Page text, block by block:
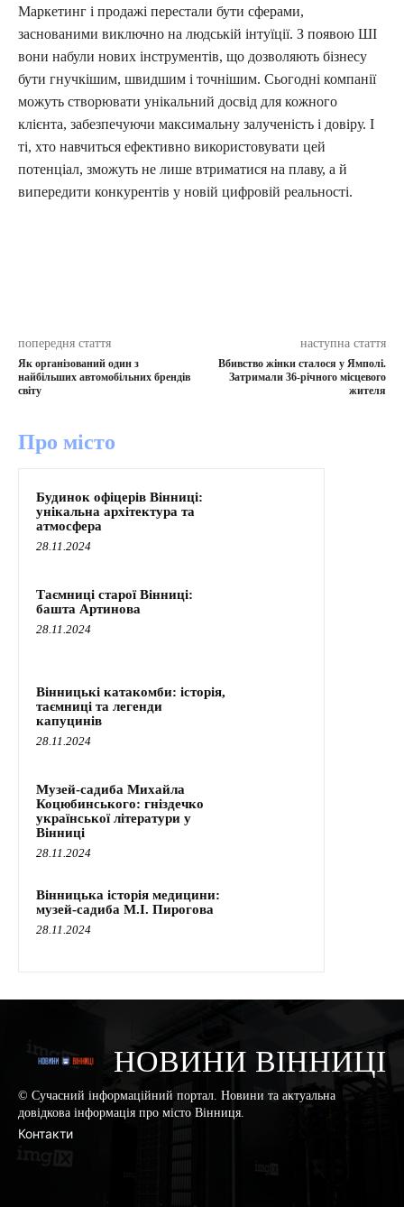
Маркетинг і продажі перестали бути сферами,
заснованими виключно на людській інтуїції. З появою ШІ
вони набули нових інструментів, що дозволяють бізнесу
бути гнучкішим, швидшим і точнішим. Сьогодні компанії
можуть створювати унікальний досвід для кожного
клієнта, забезпечуючи максимальну залученість і довіру. І
ті, хто навчиться ефективно використовувати цей
потенціал, зможуть не лише втриматися на плаву, а й
випередити конкурентів у новій цифровій реальності.
попередня стаття
Як організований один з
найбільших автомобільних брендів
світу
наступна стаття
Вбивство жінки сталося у Ямполі.
Затримали 36-річного місцевого
жителя
Про місто
Будинок офіцерів Вінниці:
унікальна архітектура та
атмосфера
28.11.2024
Таємниці старої Вінниці:
башта Артинова
28.11.2024
Вінницькі катакомби: історія,
таємниці та легенди
капуцинів
28.11.2024
Музей-садиба Михайла
Коцюбинського: гніздечко
української літератури у
Вінниці
28.11.2024
Вінницька історія медицини:
музей-садиба М.І. Пирогова
28.11.2024
НОВИНИ ВІННИЦІ
© Сучасний інформаційний портал. Новини та актуальна
довідкова інформація про місто Вінниця.
Контакти